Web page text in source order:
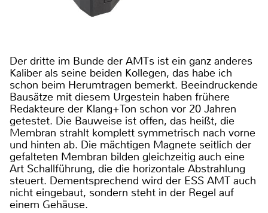
Der dritte im Bunde der AMTs ist ein ganz anderes
Kaliber als seine beiden Kollegen, das habe ich
schon beim Herumtragen bemerkt. Beeindruckende
Bausätze mit diesem Urgestein haben frühere
Redakteure der Klang+Ton schon vor 20 Jahren
getestet. Die Bauweise ist offen, das heißt, die
Membran strahlt komplett symmetrisch nach vorne
und hinten ab. Die mächtigen Magnete seitlich der
gefalteten Membran bilden gleichzeitig auch eine
Art Schallführung, die die horizontale Abstrahlung
steuert. Dementsprechend wird der ESS AMT auch
nicht eingebaut, sondern steht in der Regel auf
einem Gehäuse.